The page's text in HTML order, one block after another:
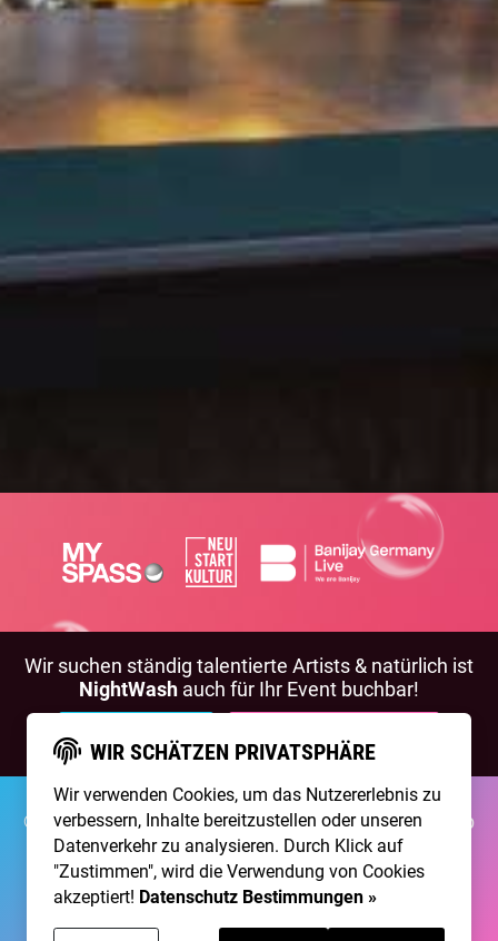
Wir suchen ständig talentierte Artists & natürlich ist
NightWash auch für Ihr Event buchbar!
©2026 Brainpool LiveÜber UnsKontaktMembership
ImpressumDatenschutz
Erstellt mit von300 Design
Betrieben mit Care CMSand grüner IT
WIR SCHÄTZEN PRIVATSPHÄRE
Wir verwenden Cookies, um das Nutzererlebnis zu
verbessern, Inhalte bereitzustellen oder unseren
Datenverkehr zu analysieren. Durch Klick auf
"Zustimmen", wird die Verwendung von Cookies
akzeptiert! Datenschutz Bestimmungen »